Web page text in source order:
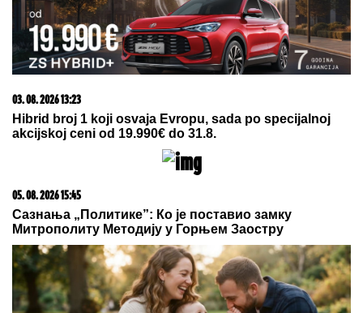
PORODILA SE ZVEZDA GRANDA
sina, roditelji dali ime sa MOĆNIM
ZNAČENJEM